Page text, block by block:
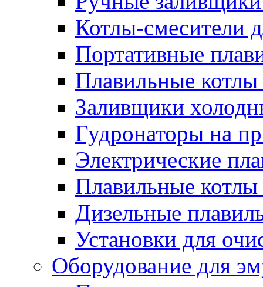
Котлы-смесители
Портативные
Плавильные
Заливщики
Гудронаторы на
Электрические
Плавильные
Дизельные
Установки для
Оборудование для